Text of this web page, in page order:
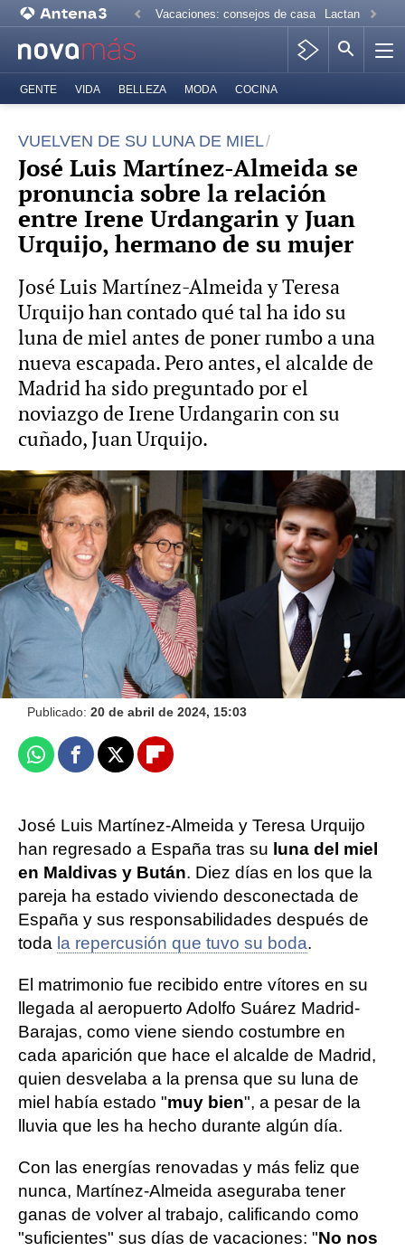
Vacaciones: consejos de casa Lactancia
GENTE VIDA BELLEZA MODA COCINA
VUELVEN DE SU LUNA DE MIEL
José Luis Martínez-Almeida se
pronuncia sobre la relación
entre Irene Urdangarin y Juan
Urquijo, hermano de su mujer
José Luis Martínez-Almeida y Teresa
Urquijo han contado qué tal ha ido su
luna de miel antes de poner rumbo a una
nueva escapada. Pero antes, el alcalde de
Madrid ha sido preguntado por el
noviazgo de Irene Urdangarin con su
cuñado, Juan Urquijo.
Vídeo: Gtres | Foto: Gtres
Así es Mayi, la hermana de José Luis
Martínez-Almeida que se hizo viral en su boda
NovaMás
Publicado: 20 de abril de 2024, 15:03
WhatsappFacebook
X Flipboard
José Luis Martínez-Almeida y Teresa Urquijo
han regresado a España tras su luna del miel
en Maldivas y Bután. Diez días en los que la
pareja ha estado viviendo desconectada de
España y sus responsabilidades después de
toda la repercusión que tuvo su boda.
El matrimonio fue recibido entre vítores en su
llegada al aeropuerto Adolfo Suárez Madrid-
Barajas, como viene siendo costumbre en
cada aparición que hace el alcalde de Madrid,
quien desvelaba a la prensa que su luna de
miel había estado "muy bien", a pesar de la
lluvia que les ha hecho durante algún día.
Con las energías renovadas y más feliz que
nunca, Martínez-Almeida aseguraba tener
ganas de volver al trabajo, calificando como
"suficientes" sus días de vacaciones: "No nos